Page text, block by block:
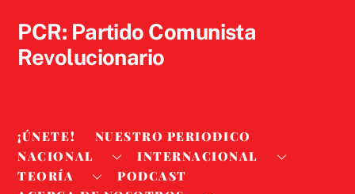
PCR: Partido Comunista
Revolucionario
¡ÚNETE!
NUESTRO PERIODICO
NACIONAL
INTERNACIONAL
TEORÍA
PODCAST